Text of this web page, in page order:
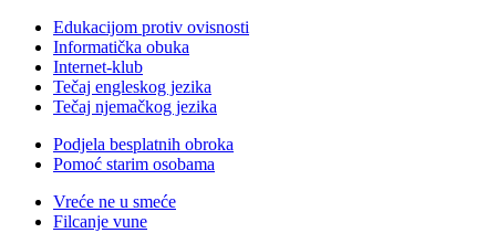
Edukacijom protiv ovisnosti
Informatička obuka
Internet-klub
Tečaj engleskog jezika
Tečaj njemačkog jezika
Podjela besplatnih obroka
Pomoć starim osobama
Vreće ne u smeće
Filcanje vune